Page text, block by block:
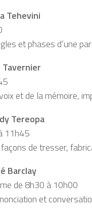
Tehevini
et phases d’une
et de la mémoire,
Tereopa
11h45
de tresser,
Barclay
de 8h30 à 10h00
et